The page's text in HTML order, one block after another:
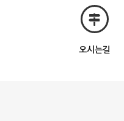
오시는길